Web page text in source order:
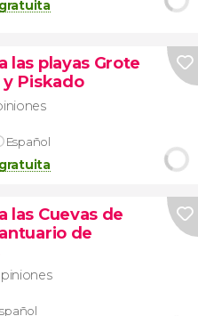
las playas Grote
y Piskado
Español
las Cuevas de
de